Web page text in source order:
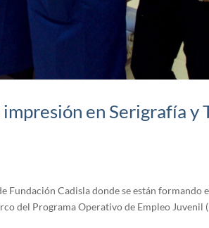
en Serigrafía y
Fundación Cadisla donde se están formando
del Programa Operativo de Empleo Juvenil